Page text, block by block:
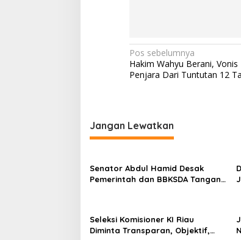
N
a
g
a
i
s
Pos sebelumnya
Hakim Wahyu Berani, Vonis
Penjara Dari Tuntutan 12
Jangan Lewatkan
Senator Abdul Hamid Desak
Pemerintah dan BBKSDA Tangani
Seleksi Komisioner KI Riau
Diminta Transparan, Objektif,